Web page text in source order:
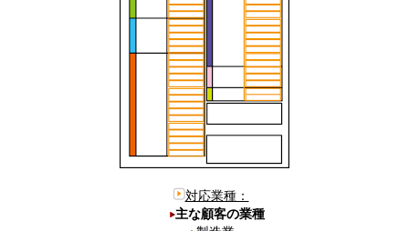
対応業種：
主な顧客の業種